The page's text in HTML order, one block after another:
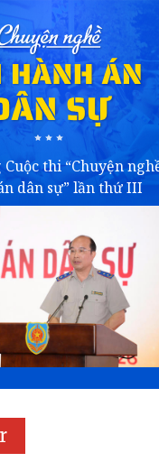
thi “Chuyện
dân sự” lần thứ III